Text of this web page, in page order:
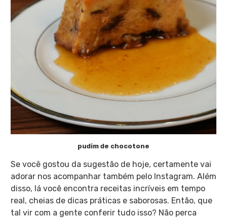
pudim de chocotone
Se você gostou da sugestão de hoje, certamente vai
adorar nos acompanhar também pelo Instagram. Além
disso, lá você encontra receitas incríveis em tempo
real, cheias de dicas práticas e saborosas. Então, que
tal vir com a gente conferir tudo isso? Não perca